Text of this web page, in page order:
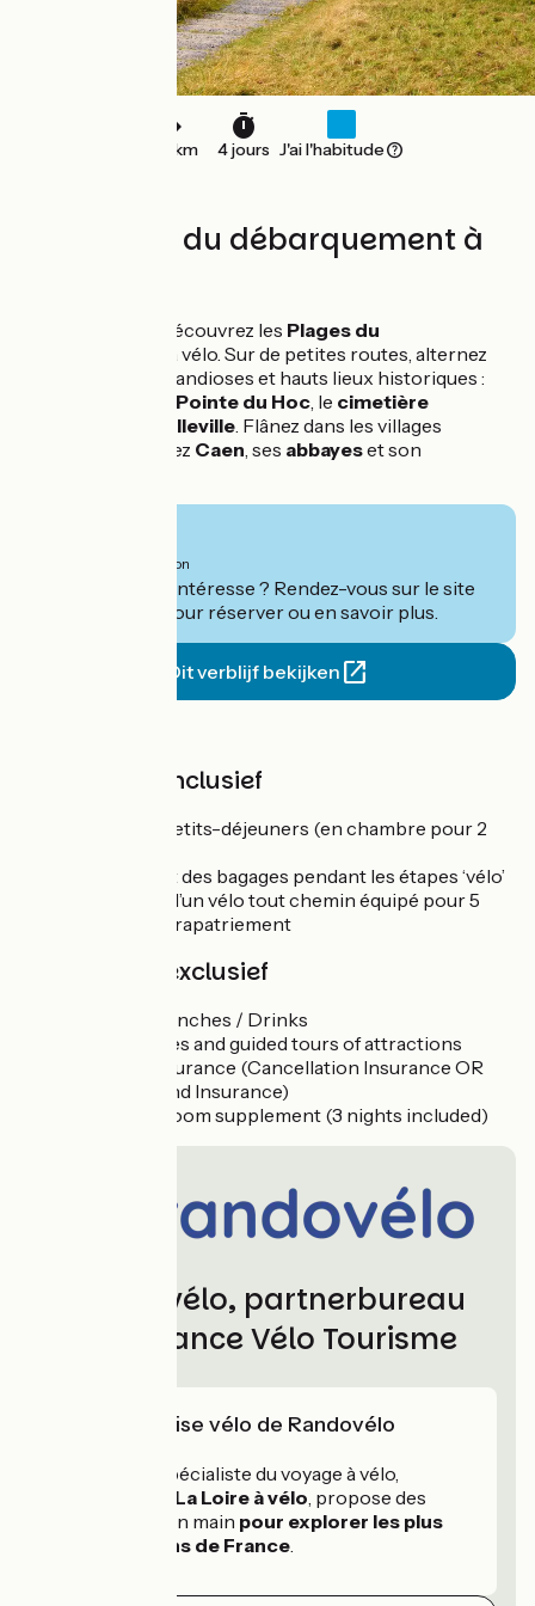
160 km 4 jours J'ai l'habitude
Les plages du débarquement à
, découvrez les Plages du
à vélo. Sur de petites routes, alternez
entre paysages grandioses et hauts lieux historiques :
Pointe du Hoc, le cimetière
Américain de Colleville. Flânez dans les villages
balnéaires et visitez Caen, ses abbayeset son
per persoon
Ce séjour vous intéresse ? Rendez-vous sur le site
pour réserver ou en savoir plus.
Dit verblijf bekijken
De prijs is inclusief
Nuits avec petits-déjeuners (en chambre pour 2
Le transport des bagages pendant les étapes ‘vélo’
La location d’un vélo tout chemin équipé pour 5
jours et son rapatriement
De prijs is exclusief
Dinners / Lunches / Drinks
Entrance fees and guided tours of attractions
Optional insurance (Cancellation Insurance OR
Peace of Mind Insurance)
The single room supplement (3 nights included)
Randovélo, partnerbureau
van France Vélo Tourisme
L'expertise vélo de Randovélo
Randovélo, spécialiste du voyage à vélo,
pionnier sur La Loire à vélo, propose des
séjours clés en main pour explorer les plus
belles régions de France.